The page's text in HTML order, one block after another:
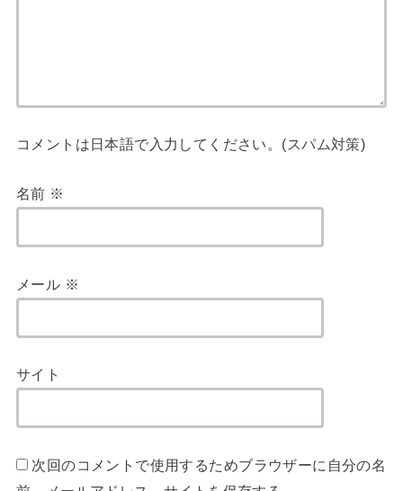
コメントは日本語で入力してください。(スパム対策)
名前 ※
メール ※
サイト
次回のコメントで使用するためブラウザーに自分の名